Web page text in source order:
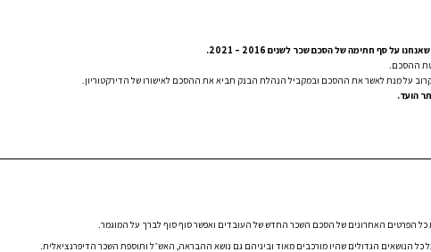
על סף חתימה של הסכם שכר לשנים 2016 – 2021.
ההסכם.
על מנת לאשר את ההסכם ובמקביל הנהלת הבנק תביא את ההסכם לאישורו של הדירקטוריון.
הועד.
הפרטים האחרונים של הסכם השכר החדש של העובדים ואפשר סוף סוף לברך על המוגמר.
הנושאים הגדולים שהיו מורכבים מאוד וביניהם גם נושא ההבראה, האש״ל ותוספת השכר הדיפרנציאלית.